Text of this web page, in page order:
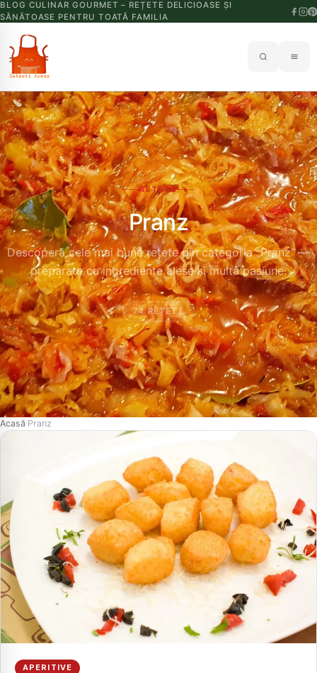
BLOG CULINAR GOURMET – REȚETE DELICIOASE ȘI
SĂNĂTOASE PENTRU TOATĂ FAMILIA
REȚETE
Pranz
Descoperă cele mai bune rețete din categoria „Pranz" —
preparate cu ingrediente alese și multă pasiune.
74 REȚETE
Acasă›Pranz
APERITIVE